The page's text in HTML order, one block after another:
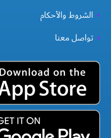
الشروط والأحكام
تواصل معنا